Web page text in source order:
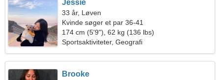
Jessie
33 år, Løven
Kvinde søger et par 36-41
174 cm (5'9"), 62 kg (136 lbs)
Sportsaktiviteter, Geografi
Brooke